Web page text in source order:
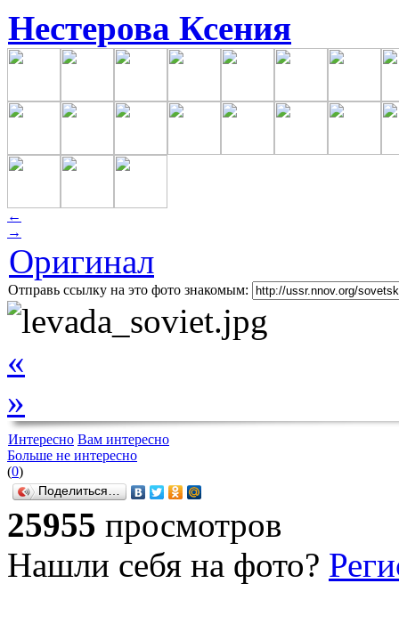
Нестерова Ксения
←
→
Оригинал
Отправь ссылку на это фото знакомым:
«
»
Интересно Вам интересно
Больше не интересно
(0)
Поделиться…
25955 просмотров
Нашли себя на фото?